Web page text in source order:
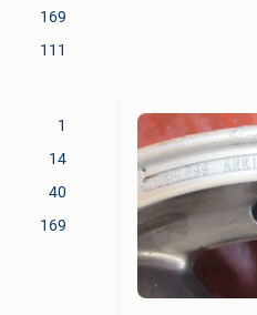
169
111
1
14
40
169